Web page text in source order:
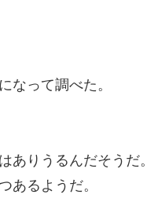
なって調べた。
ありうるんだそうだ。
あるようだ。